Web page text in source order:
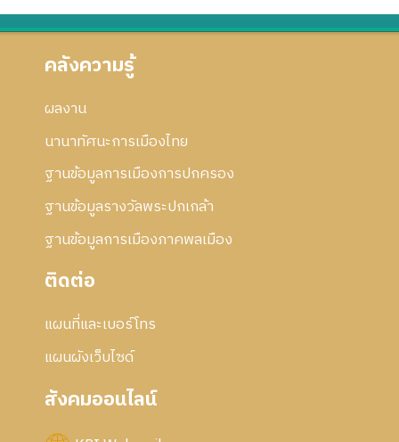
คลังความรู้
ผลงาน
นานาทัศนะการเมืองไทย
ฐานข้อมูลการเมืองการปกครอง
ฐานข้อมูลรางวัลพระปกเกล้า
ฐานข้อมูลการเมืองภาคพลเมือง
ติดต่อ
แผนที่และเบอร์โทร
แผนผังเว็บไซด์
สังคมออนไลน์